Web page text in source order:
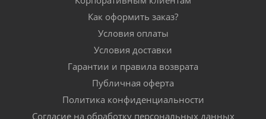
Как оформить заказ?
Условия оплаты
Условия доставки
Гарантии и правила возврата
Публичная оферта
Политика конфиденциальности
Согласие на обработку персональных данных